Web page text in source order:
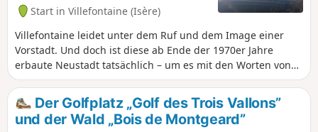
Start in Villefontaine (Isère)
Villefontaine leidet unter dem Ruf und dem Image einer
Vorstadt. Und doch ist diese ab Ende der 1970er Jahre
erbaute Neustadt tatsächlich – um es mit den Worten von
Alphonse Allais zu sagen – eine Stadt auf dem Land! Teiche,
Wälder, Wanderwege, Haine, Rad- und Wanderwege:
Entdecken Sie, wie die Stadtentwicklung im Einklang mit
der Natur erfolgte.
Der Golfplatz „Golf des Trois Vallons”
und der Wald „Bois de Montgeard”